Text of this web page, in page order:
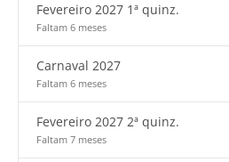
Fevereiro 2027 1ª quinz.
Faltam 6 meses
Carnaval 2027
Faltam 6 meses
Fevereiro 2027 2ª quinz.
Faltam 7 meses